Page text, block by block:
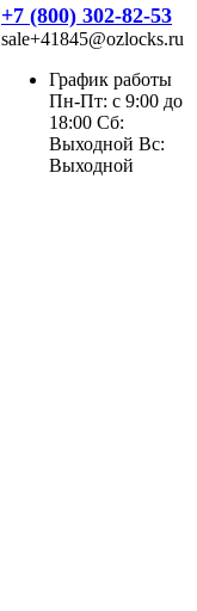
+7 (800) 302-82-53
sale+41845@ozlocks.ru
График работы
Пн-Пт: с 9:00 до
18:00 Сб:
Выходной Вс:
Выходной